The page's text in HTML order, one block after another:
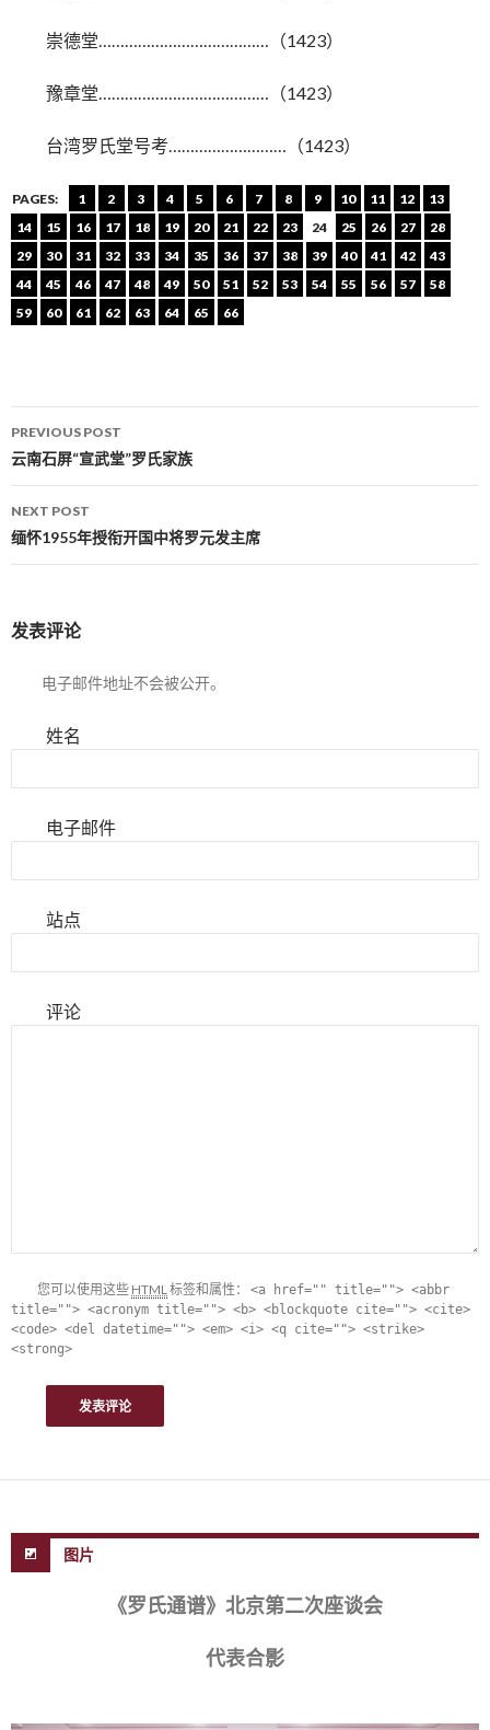
崇德堂…………………………………（1423）
豫章堂…………………………………（1423）
台湾罗氏堂号考………………………（1423）
PAGES: 1 2 3 4 5 6 7 8 9 10 11 12
13
14
15 16 17 18 19 20 21 22 23 24 25 26 27
28
29
30 31 32 33 34 35 36 37 38 39 40 41 42
43
44
45 46 47 48 49 50 51 52 53 54 55 56 57
58
59
60 61 62 63 64 65 66
Post navigation
PREVIOUS POST
云南石屏“宣武堂”罗氏家族
NEXT POST
缅怀1955年授衔开国中将罗元发主席
发表评论
电子邮件地址不会被公开。
姓名
电子邮件
站点
评论
您可以使用这些 HTML标签和属性： <a href="" title=""> <abbr
title=""> <acronym title=""> <b> <blockquote cite=""> <cite>
<code> <del datetime=""> <em> <i> <q cite=""> <strike>
<strong>
图片
《罗氏通谱》北京第二次座谈会
代表合影